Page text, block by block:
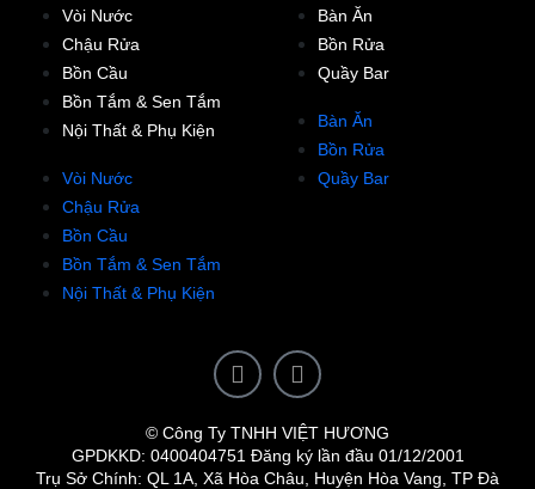
Vòi Nước
Chậu Rửa
Bồn Cầu
Bồn Tắm & Sen Tắm
Nội Thất & Phụ Kiện
Vòi Nước
Chậu Rửa
Bồn Cầu
Bồn Tắm & Sen Tắm
Nội Thất & Phụ Kiện
Bàn Ăn
Bồn Rửa
Quầy Bar
Bàn Ăn
Bồn Rửa
Quầy Bar
© Công Ty TNHH VIỆT HƯƠNG
GPDKKD: 0400404751 Đăng ký lần đầu 01/12/2001
Trụ Sở Chính: QL 1A, Xã Hòa Châu, Huyện Hòa Vang, TP Đà